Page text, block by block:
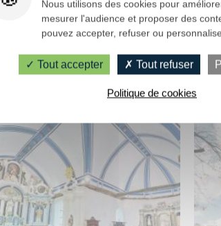
SAINT-FIACRE
Melrand
Nous utilisons des cookies pour
mesurer l'audience et proposer des
pouvez accepter, refuser ou
Tout accepter Tout refuser
Politique de cookies